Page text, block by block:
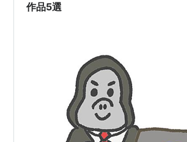
作品5選